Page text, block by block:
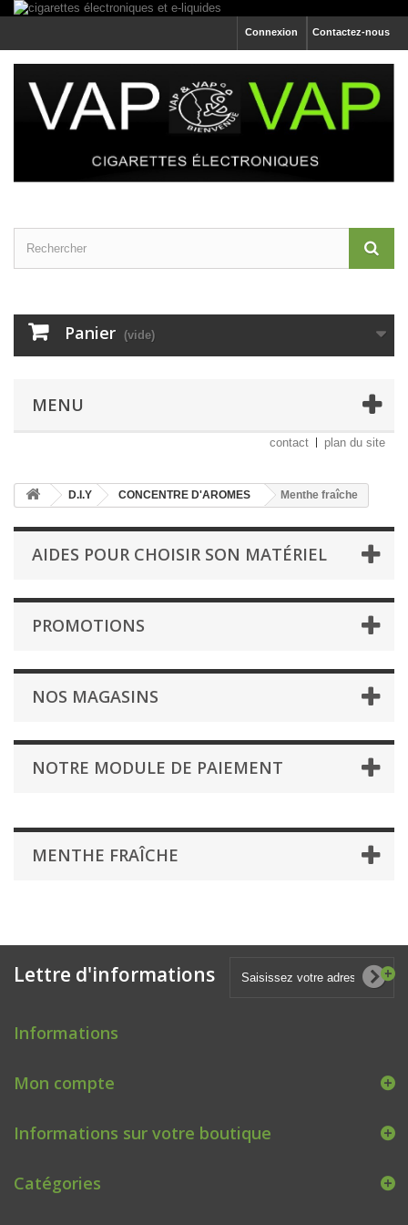
Contactez-nous
Connexion
Panier (vide)
MENU
contact plan du site
D.I.Y CONCENTRE D'AROMES Menthe fraîche
AIDES POUR CHOISIR SON MATÉRIEL
PROMOTIONS
NOS MAGASINS
NOTRE MODULE DE PAIEMENT
MENTHE FRAÎCHE
Lettre d'informations
Informations
Mon compte
Informations sur votre boutique
Catégories